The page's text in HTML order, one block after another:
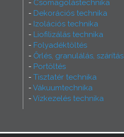
Csomagolástechnika
Dekorációs technika
Izolációs technika
Liofilizálás technika
Folyadéktöltés
Őrlés, granulálás, szárítás
Portöltés
Tisztatér technika
Vákuumtechnika
Vízkezelés technika